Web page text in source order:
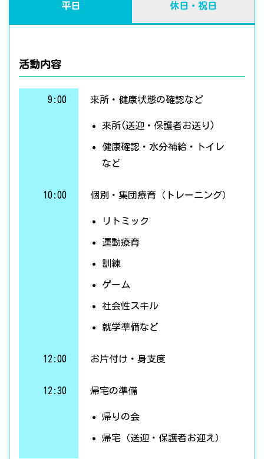
平日 休日・祝日
活動内容
9:00 来所・健康状態の確認など
来所(送迎・保護者お送り)
健康確認・水分補給・トイレ
など
10:00 個別・集団療育（トレーニング）
リトミック
運動療育
訓練
ゲーム
社会性スキル
就学準備など
12:00 お片付け・身支度
12:30 帰宅の準備
帰りの会
帰宅（送迎・保護者お迎え）